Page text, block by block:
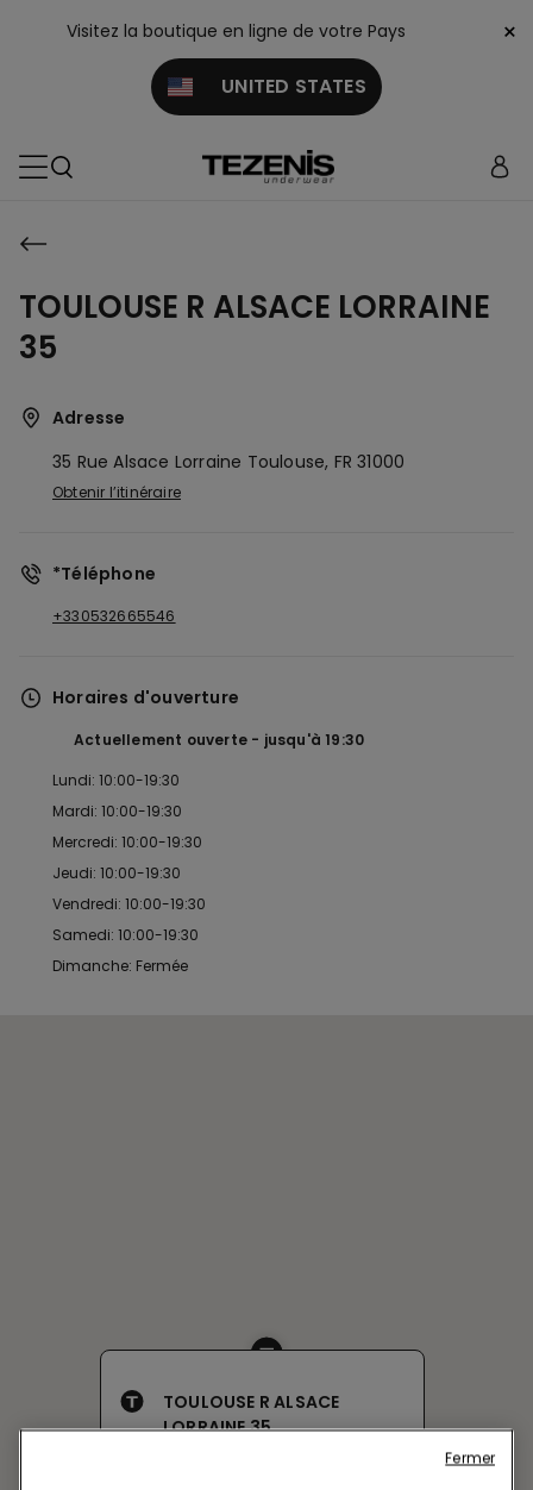
Visitez la boutique en ligne de votre Pays
UNITED STATES
×
TOULOUSE R ALSACE LORRAINE
35
Adresse
35 Rue Alsace Lorraine Toulouse, FR31000
Obtenir l’itinéraire
*Téléphone
+330532665546
Horaires d'ouverture
Actuellement ouverte jusqu'à 19:30
Lundi: 10:00-19:30
Mardi: 10:00-19:30
Mercredi: 10:00-19:30
Jeudi: 10:00-19:30
Vendredi: 10:00-19:30
Samedi: 10:00-19:30
Dimanche: Fermée
TOULOUSE R ALSACE
LORRAINE 35
Fermer